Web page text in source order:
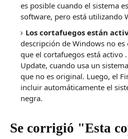
es posible cuando el sistema
software, pero está utilizando
Los cortafuegos están
descripción de Windows no
que el cortafuegos está activo .
Update, cuando usa un
que no es original. Luego, el
incluir automáticamente el
negra.
Se corrigió "Esta